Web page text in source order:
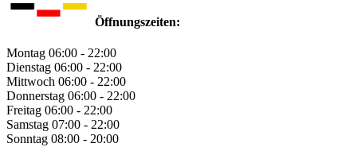
Öffnungszeiten:
Montag 06:00 - 22:00
Dienstag 06:00 - 22:00
Mittwoch 06:00 - 22:00
Donnerstag 06:00 - 22:00
Freitag 06:00 - 22:00
Samstag 07:00 - 22:00
Sonntag 08:00 - 20:00